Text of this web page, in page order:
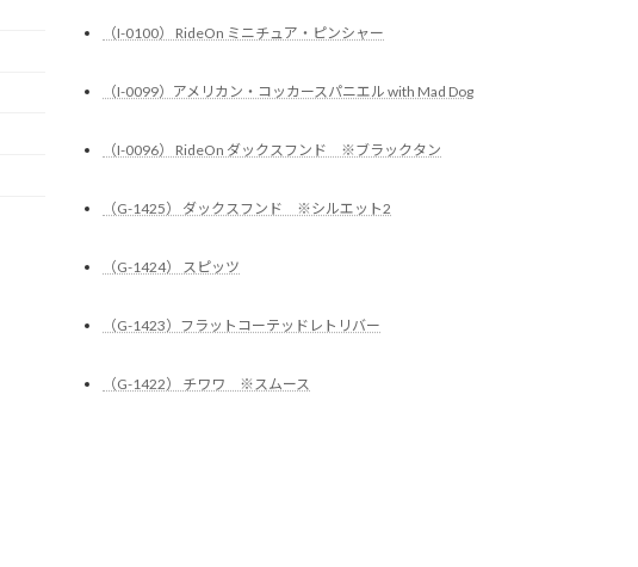
（I-0100） RideOn ミニチュア・ピンシャー
（I-0099）アメリカン・コッカースパニエル with Mad Dog
（I-0096） RideOn ダックスフンド ※ブラックタン
（G-1425） ダックスフンド ※シルエット2
（G-1424） スピッツ
（G-1423）フラットコーテッドレトリバー
（G-1422） チワワ ※スムース